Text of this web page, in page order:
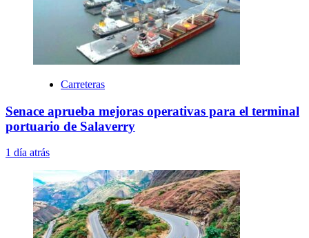
Carreteras
Senace aprueba mejoras operativas para el terminal
portuario de Salaverry
1 día atrás